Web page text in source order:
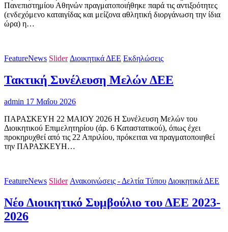
Πανεπιστημίου Αθηνών πραγματοποιήθηκε παρά τις αντιξοότητες
(ενδεχόμενο καταιγίδας και μείζονα αθλητική διοργάνωση την ίδια
ώρα) η…
FeatureNews Slider Διοικητικά ΔΕΕ Εκδηλώσεις
Τακτική Συνέλευση Μελών ΔΕΕ
admin 17 Μαΐου 2026
ΠΑΡΑΣΚΕΥΗ 22 ΜΑΙΟΥ 2026 Η Συνέλευση Μελών του
Διοικητικού Επιμελητηρίου (άρ. 6 Καταστατικού), όπως έχει
προκηρυχθεί από τις 22 Απριλίου, πρόκειται να πραγματοποιηθεί
την ΠΑΡΑΣΚΕΥΗ…
FeatureNews Slider Ανακοινώσεις - Δελτία Τύπου Διοικητικά ΔΕΕ
Νέο Διοικητικό Συμβούλιο του ΔΕΕ 2023-
2026